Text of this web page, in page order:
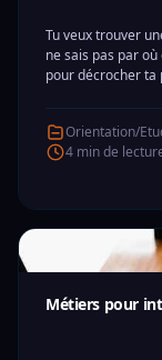
Tu veux trouver
ne sais pas par
pour décrocher ta
Orientation/
4 min de
Métiers pour